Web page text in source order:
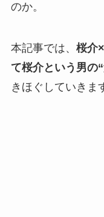
のか。
本記事では、 桜介
て桜介という男の
きほぐしていきま